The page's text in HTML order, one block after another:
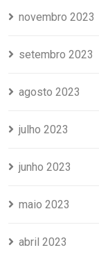
novembro 2023
setembro 2023
agosto 2023
julho 2023
junho 2023
maio 2023
abril 2023